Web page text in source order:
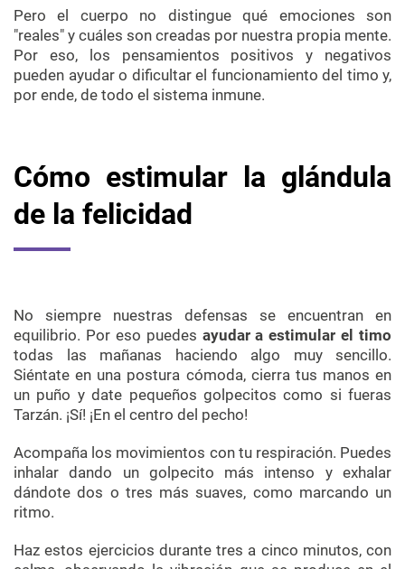
Pero el cuerpo no distingue qué emociones son
"reales" y cuáles son creadas por nuestra propia mente.
Por eso, los pensamientos positivos y negativos
pueden ayudar o dificultar el funcionamiento del timo y,
por ende, de todo el sistema inmune.
Cómo estimular la glándula
de la felicidad
No siempre nuestras defensas se encuentran en
equilibrio. Por eso puedes ayudar a estimular el timo
todas las mañanas haciendo algo muy sencillo.
Siéntate en una postura cómoda, cierra tus manos en
un puño y date pequeños golpecitos como si fueras
Tarzán. ¡Sí! ¡En el centro del pecho!
Acompaña los movimientos con tu respiración. Puedes
inhalar dando un golpecito más intenso y exhalar
dándote dos o tres más suaves, como marcando un
ritmo.
Haz estos ejercicios durante tres a cinco minutos, con